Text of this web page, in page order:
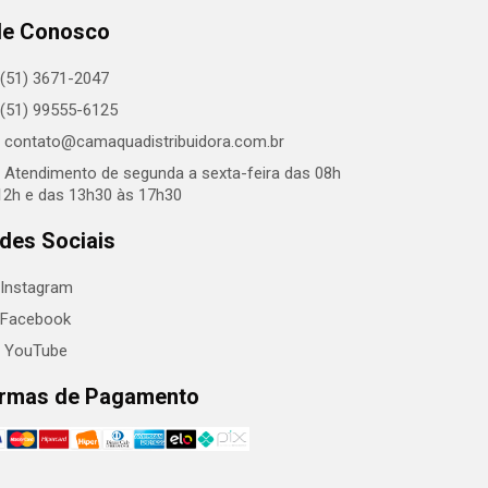
Conosco
(51) 3671-2047
(51) 99555-6125
contato@camaquadistribuidora.com.br
Atendimento de segunda a sexta-feira das 08h
e das 13h30 às 17h30
Sociais
Instagram
Facebook
YouTube
de Pagamento